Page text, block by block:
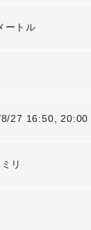
ートル
27 16:50, 20:00
リ